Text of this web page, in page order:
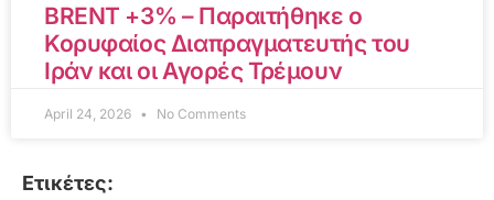
BRENT +3% – Παραιτήθηκε ο
Κορυφαίος Διαπραγματευτής του
Ιράν και οι Αγορές Τρέμουν
April 24, 2026 No Comments
Ετικέτες: